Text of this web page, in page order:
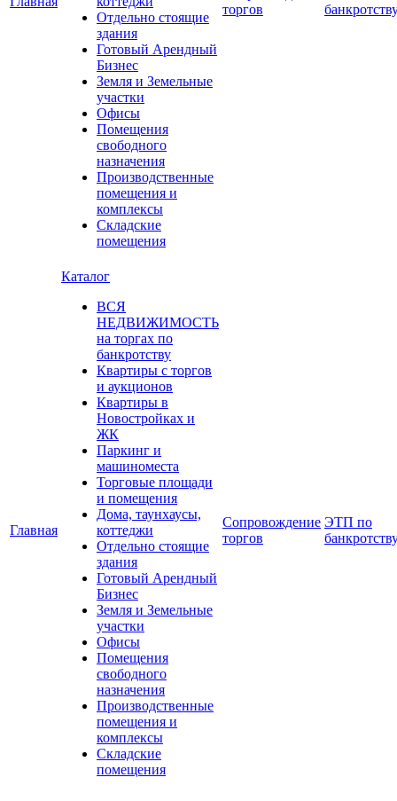
Отдельно стоящие
здания
Готовый Арендный
Бизнес
Земля и Земельные
участки
Офисы
Помещения
свободного
назначения
Производственные
помещения и
комплексы
Складские
помещения
торгов
Главная
Каталог
ВСЯ
НЕДВИЖИМОСТЬ
на торгах по
банкротству
Квартиры с торгов
и аукционов
Квартиры в
Новостройках и
ЖК
Паркинг и
машиноместа
Торговые площади
и помещения
Дома, таунхаусы,
коттеджи
Отдельно стоящие
здания
Готовый Арендный
Бизнес
Земля и Земельные
участки
Офисы
Помещения
свободного
назначения
Производственные
помещения и
комплексы
Складские
помещения
Сопровождение
торгов
ЭТП по